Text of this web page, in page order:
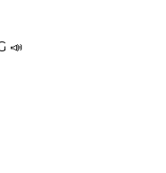
– Laptop
Giá Tốt (Like
📣